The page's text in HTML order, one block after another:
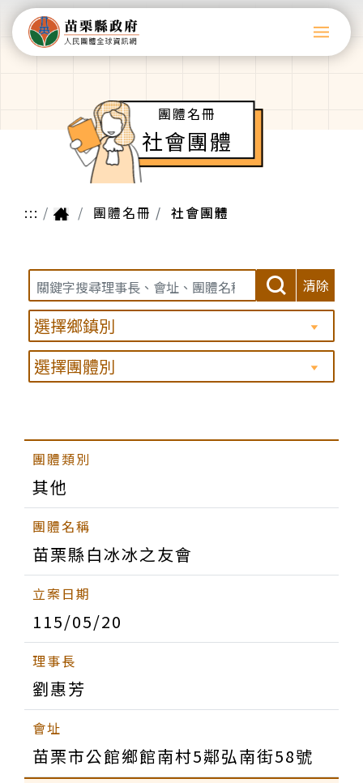
團體名冊
社會團體
::: 團體名冊 社會團體
清除
其他
苗栗縣白冰冰之友會
115/05/20
劉惠芳
苗栗市公館鄉館南村5鄰弘南街58號